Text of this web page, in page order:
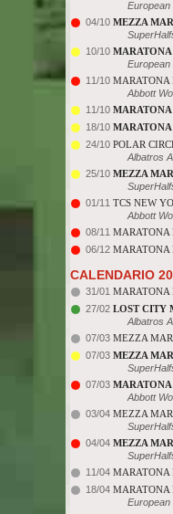
04/10 MEZZA
10/10
11/10 MARATONA
Abbott
11/10 MARATONA
18/10
24/10 POLAR
Albatros
25/10 MEZZA
01/11 TCS NEW
Abbott
08/11 MARATONA
06/12 MARATONA
CALENDARIO
31/01 MARATONA
27/02 LOST CITY
Albatros
07/03 MEZZA
07/03 MEZZA
07/03
Abbott
03/04 MEZZA
04/04 MEZZA
11/04 MARATONA
18/04 MARATONA